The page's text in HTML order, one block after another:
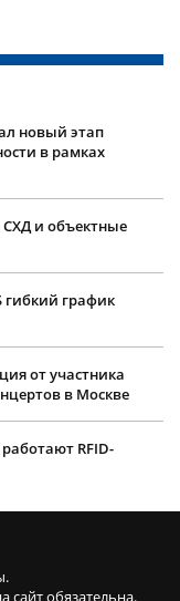
новый этап
в рамках
и объектные
гибкий график
от участника
в Москве
RFID-
сайт обязательна.